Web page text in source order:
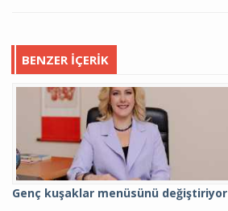
BENZER İÇERIK
Genç kuşaklar menüsünü değiştiriyor